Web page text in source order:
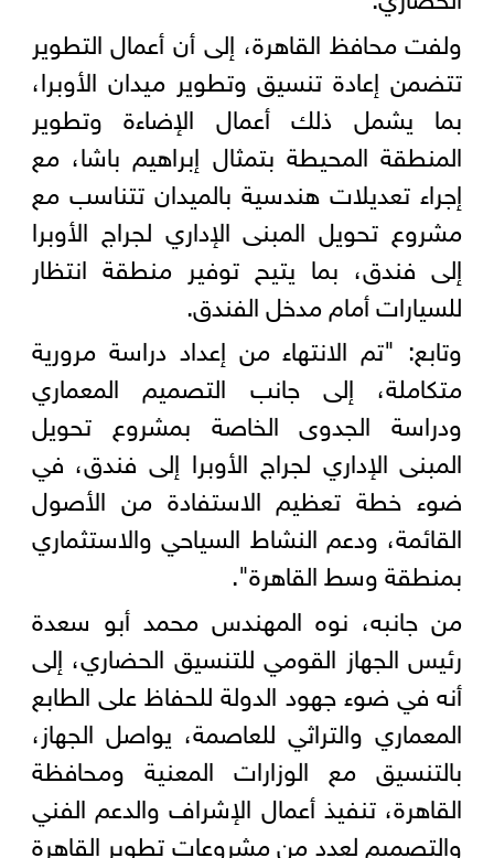
ولفت محافظ القاهرة، إلى أن أعمال التطوير
تتضمن إعادة تنسيق وتطوير ميدان الأوبرا،
بما يشمل ذلك أعمال الإضاءة وتطوير
المنطقة المحيطة بتمثال إبراهيم باشا، مع
إجراء تعديلات هندسية بالميدان تتناسب مع
مشروع تحويل المبنى الإداري لجراج الأوبرا
إلى فندق، بما يتيح توفير منطقة انتظار
للسيارات أمام مدخل الفندق.
وتابع: "تم الانتهاء من إعداد دراسة مرورية
متكاملة، إلى جانب التصميم المعماري
ودراسة الجدوى الخاصة بمشروع تحويل
المبنى الإداري لجراج الأوبرا إلى فندق، في
ضوء خطة تعظيم الاستفادة من الأصول
القائمة، ودعم النشاط السياحي والاستثماري
بمنطقة وسط القاهرة".
من جانبه، نوه المهندس محمد أبو سعدة
رئيس الجهاز القومي للتنسيق الحضاري، إلى
أنه في ضوء جهود الدولة للحفاظ على الطابع
المعماري والتراثي للعاصمة، يواصل الجهاز،
بالتنسيق مع الوزارات المعنية ومحافظة
القاهرة، تنفيذ أعمال الإشراف والدعم الفني
والتصميم لعدد من مشروعات تطوير القاهرة